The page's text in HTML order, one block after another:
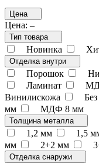
Цена
Цена: –
Тип товара
Новинка
Отделка внутри
Порошок
Ламинат
Винилискожа
мм
МДФ 8 мм
Толщина металла
1,2 мм 1,5
мм
2+2 мм
Отделка снаружи